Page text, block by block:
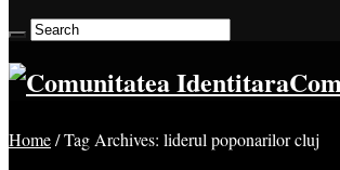
Home/Tag Archives: liderul poponarilor cluj